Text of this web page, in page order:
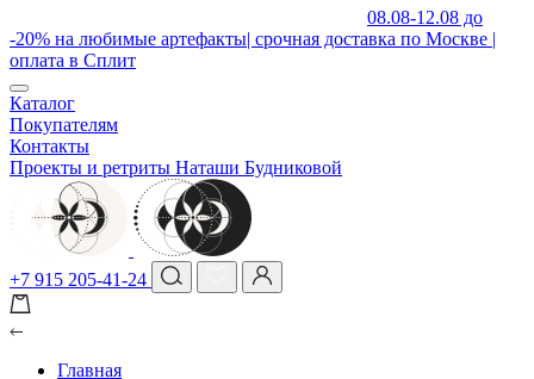
08.08-12.08 до
-20% на любимые артефакты| срочная доставка по Москве |
оплата в Сплит
Каталог
Покупателям
Контакты
Проекты и ретриты Наташи Будниковой
+7 915 205-41-24
Главная